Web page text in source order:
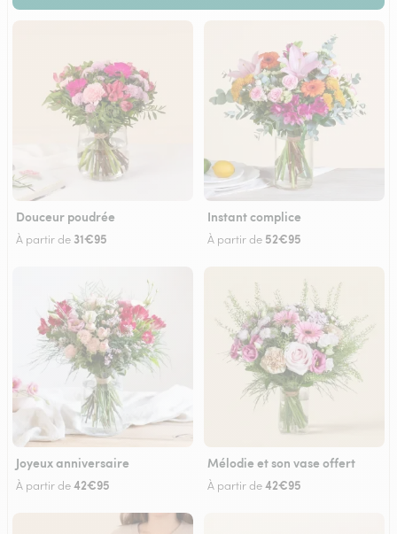
Douceur poudrée
À partir de 31€95
Instant complice
À partir de 52€95
Joyeux anniversaire
À partir de42€95
Mélodie et son vase offert
À partir de42€95